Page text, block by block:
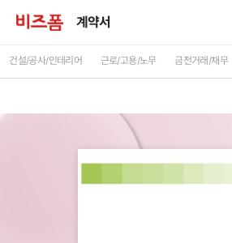
계약서
건설/공사/인테리어 근로/고용/노무 금전거래/채무